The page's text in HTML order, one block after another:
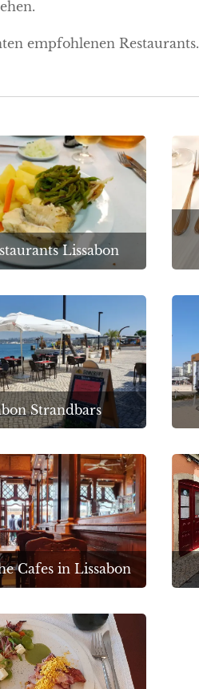
empfohlenen Restaurants.
Lissabon
Strandbars
Cafes in Lissabon